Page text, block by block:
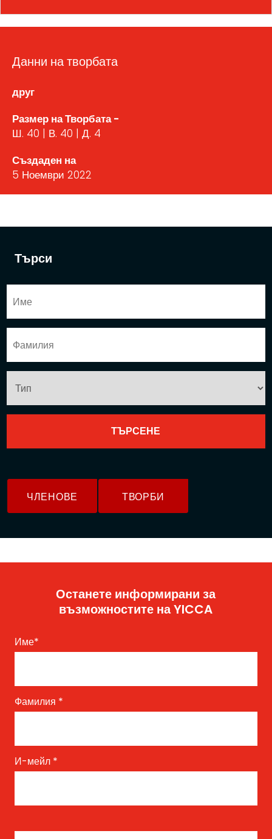
Търси
ЧЛЕНОВЕ ТВОРБИ
Данни на творбата
друг
Размер на Творбата -
Ш. 40 | В. 40 | Д. 4
Създаден на
5 Ноември 2022
Останете информирани за
възможностите на YICCA
Име*
Фамилия *
И-мейл *